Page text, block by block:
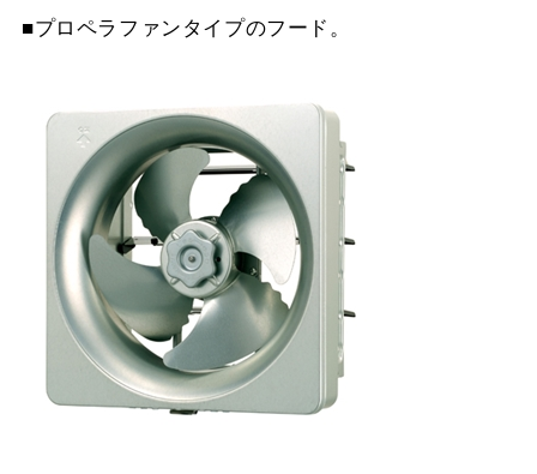
スクロールできます
■プロペラファンタイプのフード。